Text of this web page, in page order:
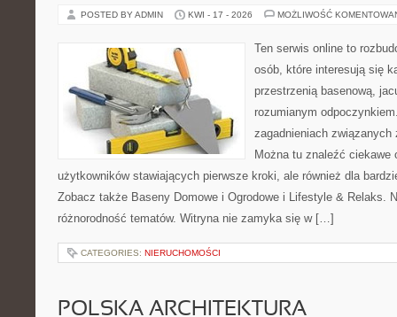
POSTED BY ADMIN KWI - 17 - 2026 MOŻLIWOŚĆ
Ten serwis online to
osób, które interesują się
przestrzenią basenową,
rozumianym
zagadnieniach
Można tu znaleźć ciekawe
użytkowników stawiających pierwsze kroki, ale również dla
Zobacz także Baseny Domowe i Ogrodowe i Lifestyle & Relaks.
różnorodność tematów. Witryna nie zamyka się w […]
CATEGORIES: NIERUCHOMOŚCI
POLSKA ARCHITEKTURA